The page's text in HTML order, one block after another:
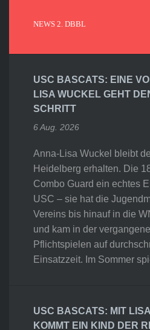
NEWS 2. DBBL
USC BASCATS: EINE
LISA WUCKEL GEHT
SCHRITT
6 Aug. 2026
Anna-Lisa Wuckel bleibt
Heidelberg erhalten. Die
Combo Guard ein echtes
USC – sie hat die
Vereins bis hinauf in die
und kam in der
Pflichtspielen auf
Einsatzzeit. Im Sommer
USC BASCATS: MIT
KOMMT EIN KIND DER